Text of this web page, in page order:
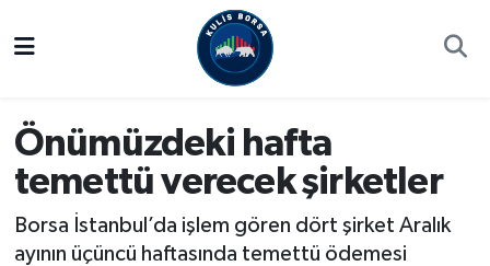
Önümüzdeki hafta
temettü verecek şirketler
Borsa İstanbul’da işlem gören dört şirket Aralık
ayının üçüncü haftasında temettü ödemesi
Hisse Yorumu
Kulis Haber
Halka Arzlar
Trafik Durumu
Süper Lig Puan Durumu ve Fikstür
Tüm Manşetler